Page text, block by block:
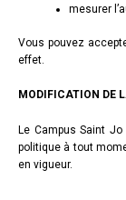
mesurer
Vous pouvez
effet.
MODIFICATION DE
Le Campus Saint
politique à tout
en vigueur.